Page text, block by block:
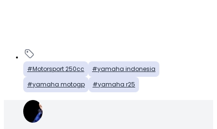
Motorsport 250cc
yamaha indonesia
yamaha motogp
yamaha r25